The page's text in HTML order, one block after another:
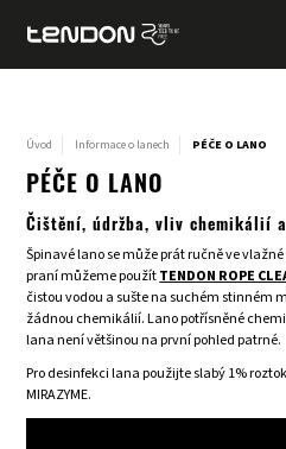
Úvod Informace o lanech PÉČE O LANO
PÉČE O LANO
Čištění, údržba, vliv chemikálií
Špinavé lano se může prát ručně ve vlažné
praní můžeme použítTENDON ROPE
čistou vodou a sušte na suchém stinném
žádnou chemikálií. Lano potřísněné
lana není většinou na první pohled patrné.
Pro desinfekci lana použijte slabý 1%
MIRAZYME.